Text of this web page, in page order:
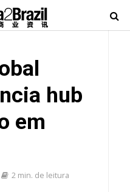
hub
em
2 min. de leitura